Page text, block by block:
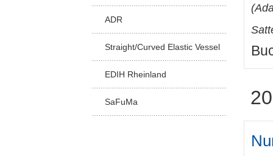
ADR
Straight/Curved Elastic Vessel
EDIH Rheinland
SaFuMa
(